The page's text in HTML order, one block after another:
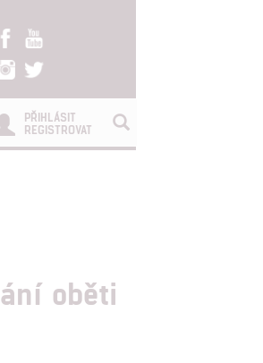
PŘIHLÁSIT
REGISTROVAT
oběti